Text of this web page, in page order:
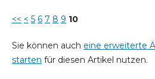
<< < 5 6 7 8 9 10
Sie können auch eine erweiterte
starten für diesen Artikel nutzen.